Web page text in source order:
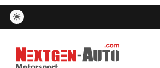
Nextgen-Auto.com